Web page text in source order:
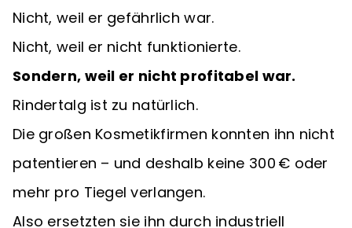
Nicht, weil er gefährlich war.
Nicht, weil er nicht funktionierte.
Sondern, weil er nicht profitabel war.
Rindertalg ist zu natürlich.
Die großen Kosmetikfirmen konnten ihn nicht
patentieren – und deshalb keine 300 € oder
mehr pro Tiegel verlangen.
Also ersetzten sie ihn durch industriell